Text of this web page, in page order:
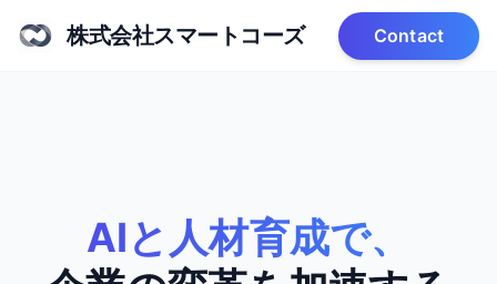
株式会社スマートコーズ Contact
AIと人材育成で、